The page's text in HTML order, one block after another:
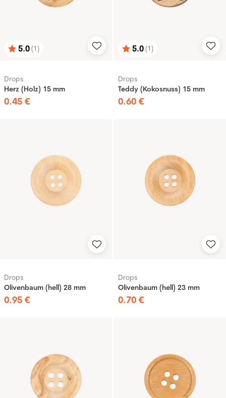
Bewertung:
5.0(1)
von 5 Sternen
Drops
Herz (Holz) 15 mm
0.45 €
Bewertung:
5.0(1)
von 5 Sternen
Drops
Teddy (Kokosnuss) 15 mm
0.60 €
Drops
Olivenbaum (hell) 28 mm
0.95 €
Drops
Olivenbaum (hell) 23 mm
0.70 €